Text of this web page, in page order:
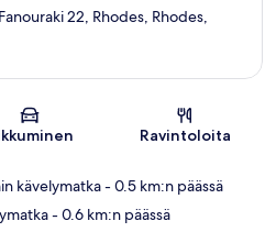
22, Rhodes, Rhodes,
Ravintoloita
kävelymatka- 0.5 km:n päässä
- 0.6 km:n päässä